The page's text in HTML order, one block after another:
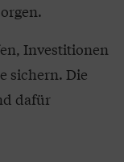
Investitionen
sichern. Die
dafür